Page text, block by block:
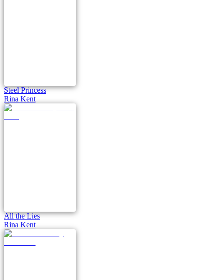
Steel Princess
Rina Kent
All the Lies
Rina Kent